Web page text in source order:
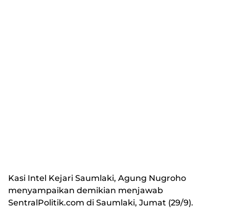
Kasi Intel Kejari Saumlaki, Agung Nugroho
menyampaikan demikian menjawab
SentralPolitik.com di Saumlaki, Jumat (29/9).